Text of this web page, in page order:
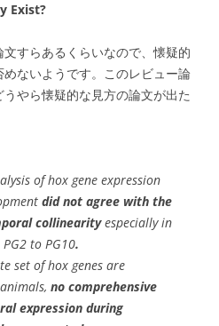
Exist?
すらあるくらいなので、懐疑的
ないようです。このレビュー論
やら懐疑的な見方の論文が出た
ofhox gene expression
did not agree with the
collinearity especially in
to PG10.
set ofhox genes are
no comprehensive
expression during